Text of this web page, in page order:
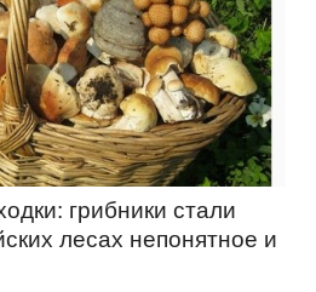
грибники стали
лесах непонятное и